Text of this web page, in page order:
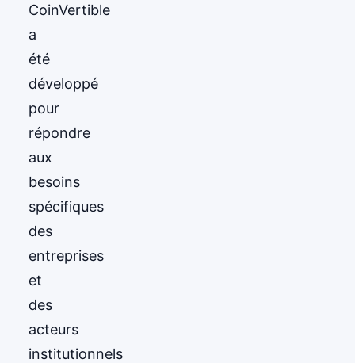
CoinVertible
a
été
développé
pour
répondre
aux
besoins
spécifiques
des
entreprises
et
des
acteurs
institutionnels